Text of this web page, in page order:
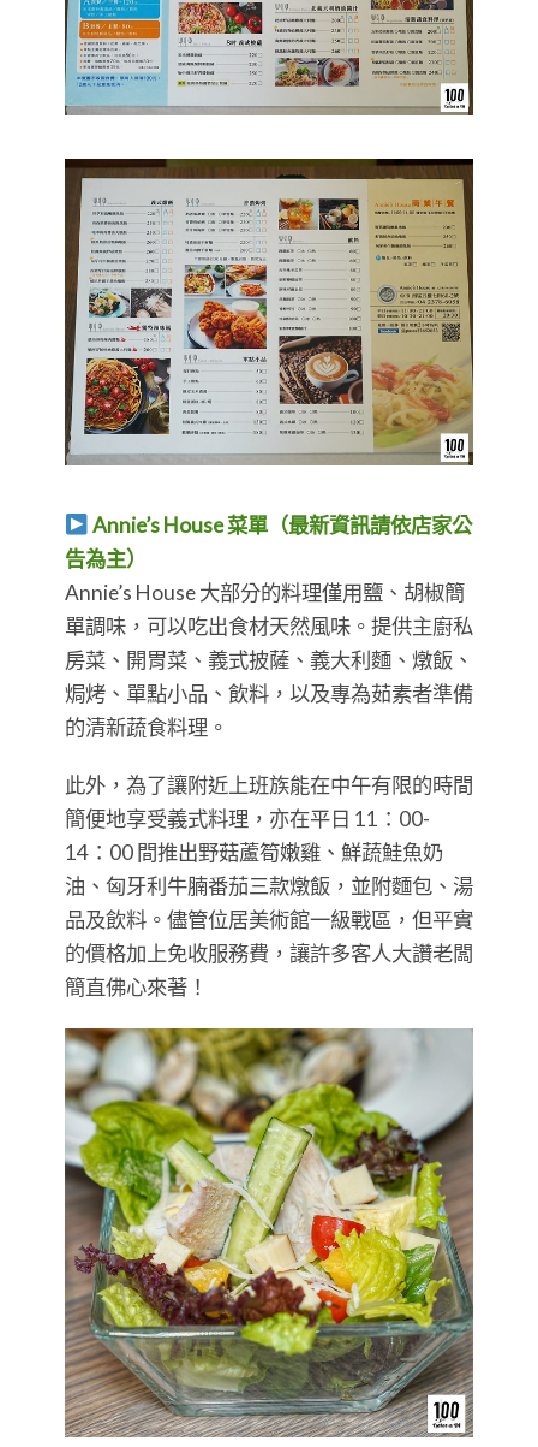
Annie’s House 菜單（最新資訊請依店家公
告為主）
Annie’s House 大部分的料理僅用鹽、胡椒簡
單調味，可以吃出食材天然風味。提供主廚私
房菜、開胃菜、義式披薩、義大利麵、燉飯、
焗烤、單點小品、飲料，以及專為茹素者準備
的清新蔬食料理。
此外，為了讓附近上班族能在中午有限的時間
簡便地享受義式料理，亦在平日 11：00-
14：00 間推出野菇蘆筍嫩雞、鮮蔬鮭魚奶
油、匈牙利牛腩番茄三款燉飯，並附麵包、湯
品及飲料。儘管位居美術館一級戰區，但平實
的價格加上免收服務費，讓許多客人大讚老闆
簡直佛心來著！